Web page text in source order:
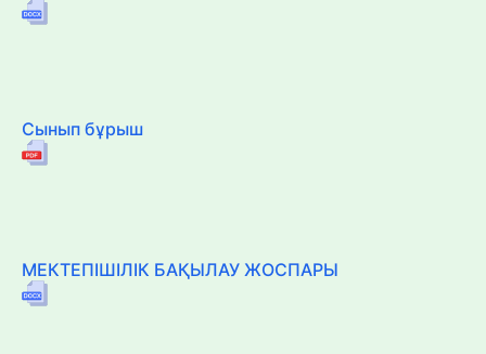
Сынып бұрыш
МЕКТЕПІШІЛІК БАҚЫЛАУ ЖОСПАРЫ